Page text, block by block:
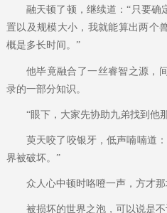
融天顿了顿，继续道：“只要确
置以及规模大小，我就能算出两个
概是多长时间。”
他毕竟融合了一丝睿智之源，
录的一部分知识。
“眼下，大家先协助九弟找到他
萸天咬了咬银牙，低声喃喃道
界被破坏。”
众人心中顿时咯噔一声，方才那
被损坏的世界之泡，可以说是不